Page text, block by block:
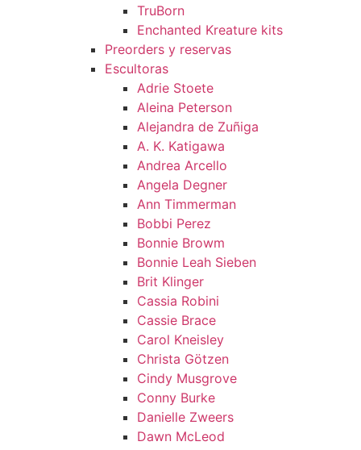
TruBorn
Enchanted Kreature kits
Preorders y reservas
Escultoras
Adrie Stoete
Aleina Peterson
Alejandra de Zuñiga
A. K. Katigawa
Andrea Arcello
Angela Degner
Ann Timmerman
Bobbi Perez
Bonnie Browm
Bonnie Leah Sieben
Brit Klinger
Cassia Robini
Cassie Brace
Carol Kneisley
Christa Götzen
Cindy Musgrove
Conny Burke
Danielle Zweers
Dawn McLeod